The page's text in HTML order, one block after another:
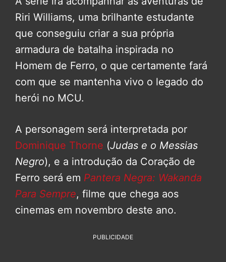
Riri Williams, uma brilhante estudante
que conseguiu criar a sua própria
armadura de batalha inspirada no
Homem de Ferro, o que certamente fará
com que se mantenha vivo o legado do
herói no MCU.
A personagem será interpretada por
Dominique Thorne (Judas e o Messias
Negro), e a introdução da Coração de
Ferro será em Pantera Negra: Wakanda
Para Sempre, filme que chega aos
cinemas em novembro deste ano.
PUBLICIDADE